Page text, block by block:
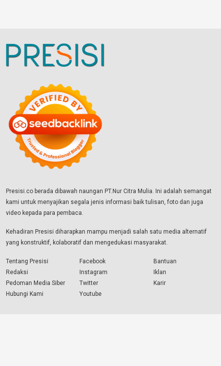
Presisi.co berada dibawah naungan PT.Nur Citra Mulia. Ini adalah semangat
kami untuk menyajikan segala jenis informasi baik tulisan, foto dan juga
video kepada para pembaca.
Kehadiran Presisi diharapkan mampu menjadi salah satu media alternatif
yang konstruktif, kolaboratif dan mengedukasi masyarakat.
Tentang Presisi
Redaksi
Pedoman Media Siber
Hubungi Kami
Facebook
Instagram
Twitter
Youtube
Bantuan
Iklan
Karir